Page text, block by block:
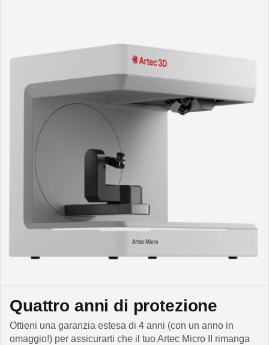
Quattro anni di protezione
Ottieni una garanzia estesa di 4 anni (con un anno in
omaggio!) per assicurarti che il tuo Artec Micro II rimanga